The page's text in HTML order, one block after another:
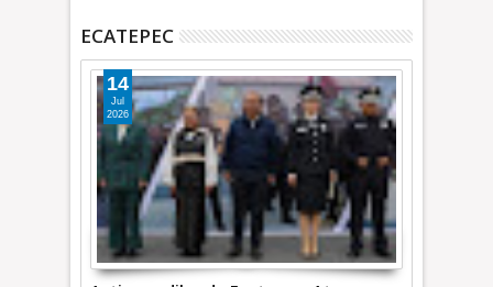
ECATEPEC
14
Jul
2026